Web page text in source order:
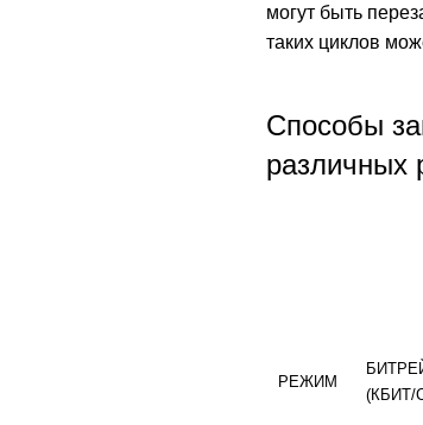
могут быть
таких циклов
Способы
различных
РЕЖИМ
(КБИТ/